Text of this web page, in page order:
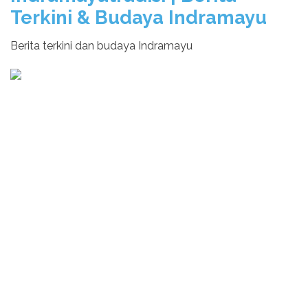
Terkini & Budaya Indramayu
Berita terkini dan budaya Indramayu